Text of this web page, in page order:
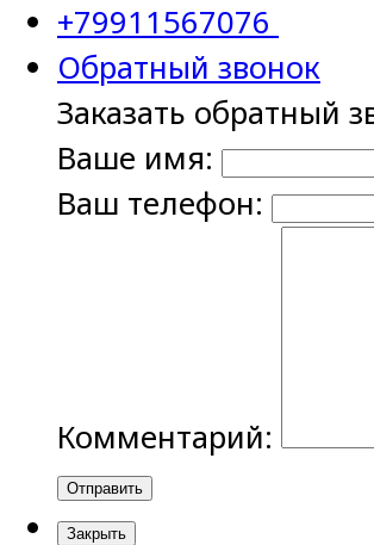
+79911567076
Обратный звонок
Заказать обратный
Ваше имя:
Ваш телефон:
Комментарий:
Отправить
Закрыть